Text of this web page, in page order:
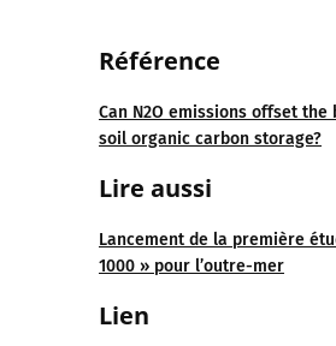
Référence
Can N2O emissions offset the
soil organic carbon storage?
Lire aussi
Lancement de la première
1000 » pour l’outre-mer
Lien